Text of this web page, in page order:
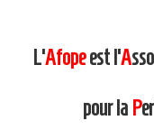
L’Afopeest l’A
pour la P